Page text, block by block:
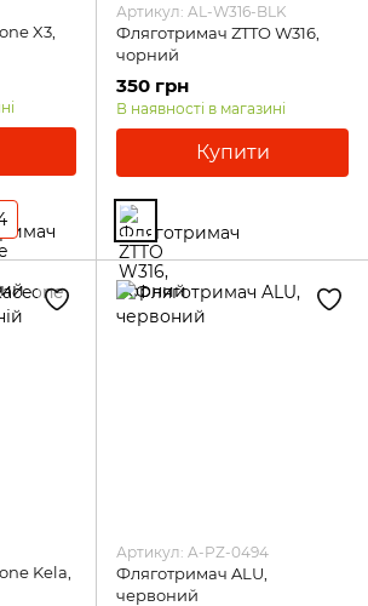
X3,
Артикул: AL-W316-BLK
Фляготримач ZTTO W316,
чорний
350 грн
В наявності в магазині
Купити
Kela,
Артикул: A-PZ-0494
Фляготримач ALU,
червоний